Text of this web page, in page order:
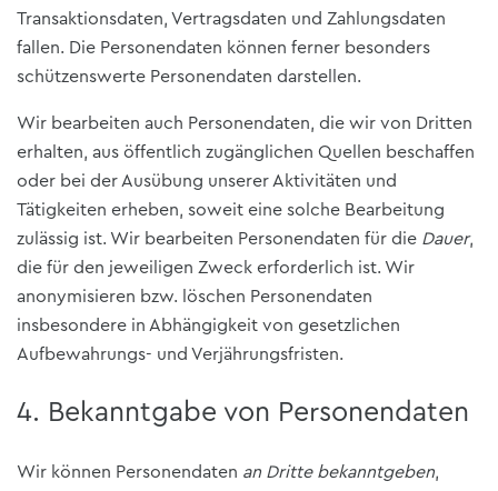
Transaktionsdaten, Vertragsdaten und Zahlungsdaten
fallen. Die Personendaten können ferner besonders
schützenswerte Personendaten darstellen.
Wir bearbeiten auch Personendaten, die wir von Dritten
erhalten, aus öffentlich zugänglichen Quellen beschaffen
oder bei der Ausübung unserer Aktivitäten und
Tätigkeiten erheben, soweit eine solche Bearbeitung
zulässig ist. Wir bearbeiten Personendaten für die Dauer,
die für den jeweiligen Zweck erforderlich ist. Wir
anonymisieren bzw. löschen Personendaten
insbesondere in Abhängigkeit von gesetzlichen
Aufbewahrungs- und Verjährungsfristen.
4. Bekanntgabe von Personendaten
Wir können Personendaten an Dritte bekanntgeben,